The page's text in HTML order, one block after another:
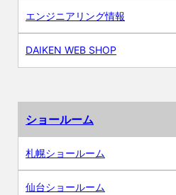
エンジニアリング情報
DAIKEN WEB SHOP
ショールーム
札幌ショールーム
仙台ショールーム